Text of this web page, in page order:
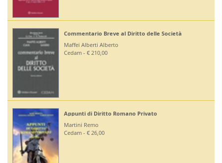
Commentario Breve al Diritto delle Società
Maffei Alberti Alberto
Cedam - € 210,00
Appunti di Diritto Romano Privato
Martini Remo
Cedam - € 26,00